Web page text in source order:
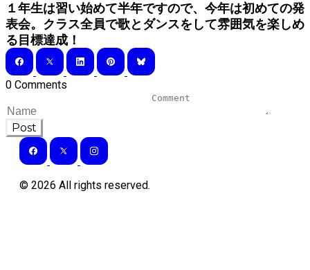
１年生は習い始めて半年ですので、今年は初めての発
表会。クラス全員で歌とダンスをして雰囲気を楽しめ
る目標達成！
0 Comments
Post
© 2026 All rights reserved.